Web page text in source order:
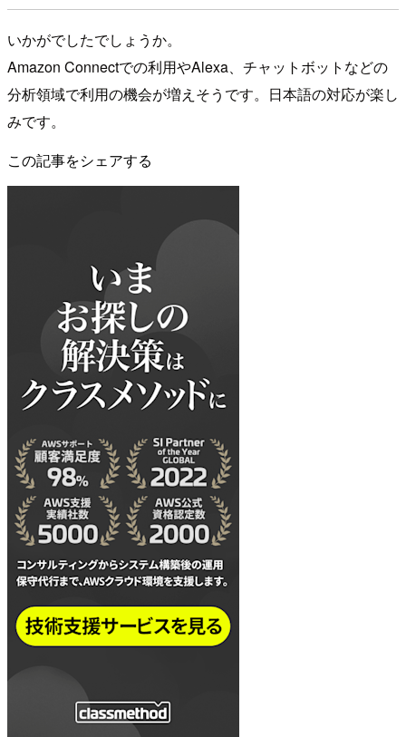
いかがでしたでしょうか。
Amazon Connectでの利用やAlexa、チャットボットなどの
分析領域で利用の機会が増えそうです。日本語の対応が楽し
みです。
この記事をシェアする